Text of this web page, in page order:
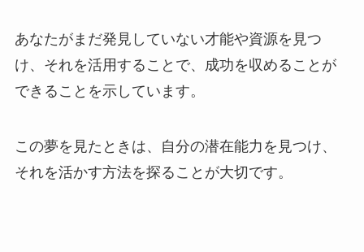
あなたがまだ発見していない才能や資源を見つ
け、それを活用することで、成功を収めることが
できることを示しています。
この夢を見たときは、自分の潜在能力を見つけ、
それを活かす方法を探ることが大切です。